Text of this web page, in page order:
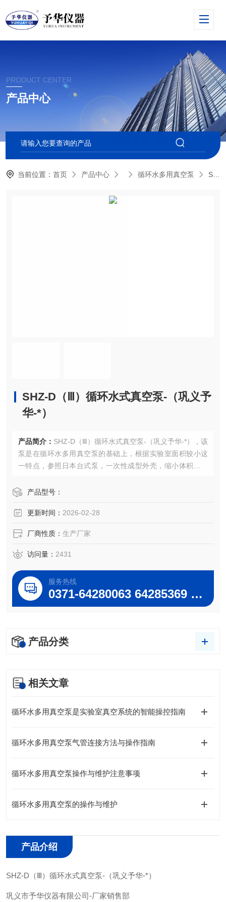
PRODUCT CENTER
产品中心
当前位置：首页 产品中心 循环水多用真空泵 SHZ-D（Ⅲ）循环水式真空泵-（巩义予华-*）
SHZ-D（Ⅲ）循环水式真空泵-（巩义予
华-*）
产品简介： SHZ-D（Ⅲ）循环水式真空泵-（巩义予华-*），该
泵是在循环水多用真空泵的基础上，根据实验室面积较小这
一特点，参照日本台式泵，一次性成型外壳，缩小体积改进
抽气,四表四抽头，双面相同的多用真空泵，即便于教师直观
产品型号：
更新时间： 2026-02-28
厂商性质： 生产厂家
访问量： 2431
服务热线
0371-64280063 64285369 64285222
产品分类
相关文章
循环水多用真空泵是实验室真空系统的智能操控指南
循环水多用真空泵气管连接方法与操作指南
循环水多用真空泵操作与维护注意事项
循环水多用真空泵的操作与维护
产品介绍
SHZ-D（Ⅲ）循环水式真空泵-（巩义予华-*）
巩义市予华仪器有限公司-厂家销售部